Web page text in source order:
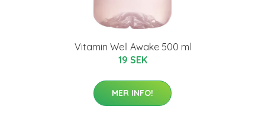
Vitamin Well Awake 500 ml
19 SEK
MER INFO!